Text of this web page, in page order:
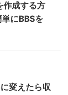
作成する方
にBBSを
変えたら収